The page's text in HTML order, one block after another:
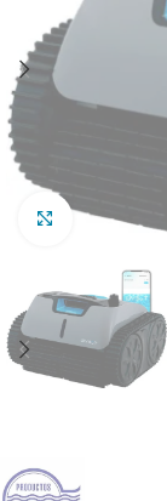
Clic para